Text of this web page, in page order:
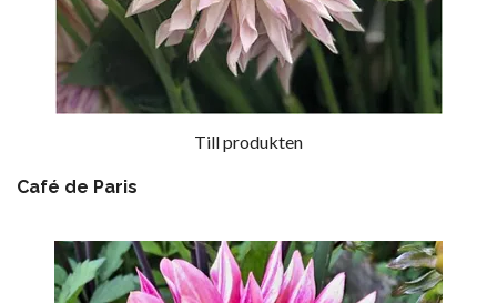
Till produkten
Café de Paris